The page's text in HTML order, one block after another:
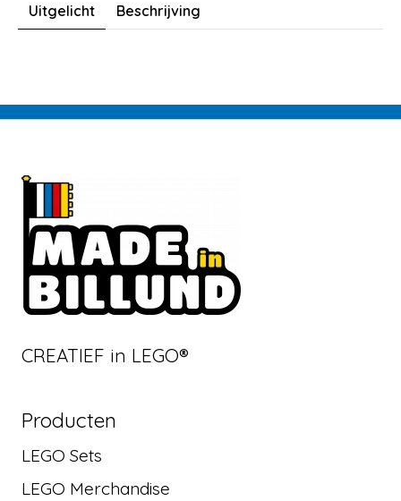
Uitgelicht Beschrijving
CREATIEF in LEGO®
Producten
LEGO Sets
LEGO Merchandise